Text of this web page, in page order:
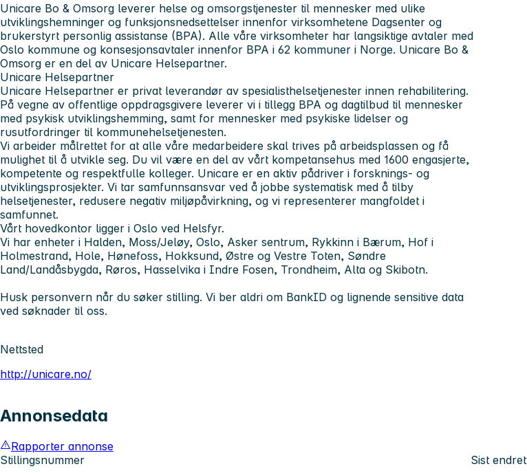
Unicare Bo & Omsorg leverer helse og omsorgstjenester til mennesker med ulike
utviklingshemninger og funksjonsnedsettelser innenfor virksomhetene Dagsenter og
brukerstyrt personlig assistanse (BPA). Alle våre virksomheter har langsiktige avtaler med
Oslo kommune og konsesjonsavtaler innenfor BPA i 62 kommuner i Norge. Unicare Bo &
Omsorg er en del av Unicare Helsepartner.
Unicare Helsepartner
Unicare Helsepartner er privat leverandør av spesialisthelsetjenester innen rehabilitering.
På vegne av offentlige oppdragsgivere leverer vi i tillegg BPA og dagtilbud til mennesker
med psykisk utviklingshemming, samt for mennesker med psykiske lidelser og
rusutfordringer til kommunehelsetjenesten.
Vi arbeider målrettet for at alle våre medarbeidere skal trives på arbeidsplassen og få
mulighet til å utvikle seg. Du vil være en del av vårt kompetansehus med 1600 engasjerte,
kompetente og respektfulle kolleger. Unicare er en aktiv pådriver i forsknings- og
utviklingsprosjekter. Vi tar samfunnsansvar ved å jobbe systematisk med å tilby
helsetjenester, redusere negativ miljøpåvirkning, og vi representerer mangfoldet i
samfunnet.
Vårt hovedkontor ligger i Oslo ved Helsfyr.
Vi har enheter i Halden, Moss/Jeløy, Oslo, Asker sentrum, Rykkinn i Bærum, Hof i
Holmestrand, Hole, Hønefoss, Hokksund, Østre og Vestre Toten, Søndre
Land/Landåsbygda, Røros, Hasselvika i Indre Fosen, Trondheim, Alta og Skibotn.
Husk personvern når du søker stilling. Vi ber aldri om BankID og lignende sensitive data
ved søknader til oss.
Nettsted
http://unicare.no/
Annonsedata
Rapporter annonse
Stillingsnummer
Sist endret